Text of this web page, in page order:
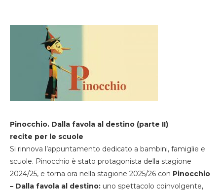
Pinocchio. Dalla favola al destino (parte II)
recite per le scuole
Si rinnova l’appuntamento dedicato a bambini, famiglie e
scuole. Pinocchio è stato protagonista della stagione
2024/25, e torna ora nella stagione 2025/26 con Pinocchio
– Dalla favola al destino: uno spettacolo coinvolgente,